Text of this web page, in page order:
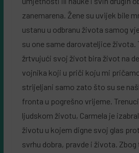
zanemarena. Žene su uvijek bile
ustanu u odbranu života samog
su one same darovateljice života.
žrtvujući svoj život bira život na
vojnika koji u priči koju mi
strijeljani samo zato što su se
fronta u pogrešno vrijeme.
ljudskom životu, Carmela je
životu u kojem digne svoj glas
svrhu dobra, pravde i života.